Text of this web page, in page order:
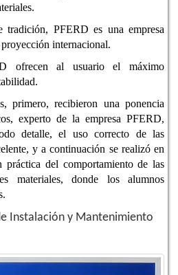
PFERD es una empresa
internacional.
ofrecen al usuario el máximo
primero, recibieron una ponencia
experto de la empresa PFERD,
detalle, el uso correcto de las
y a continuación se realizó en
práctica del comportamiento de las
materiales, donde los alumnos
Instalación y Mantenimiento